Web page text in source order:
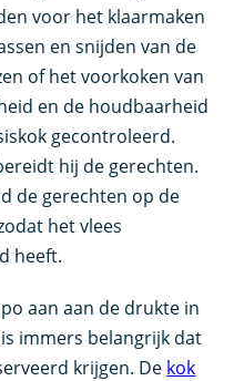
voor het klaarmaken
en snijden van de
of het voorkoken van
en de houdbaarheid
gecontroleerd.
hij de gerechten.
de gerechten op de
het vlees
heeft.
aan aan de drukte in
immers belangrijk dat
krijgen. De kok